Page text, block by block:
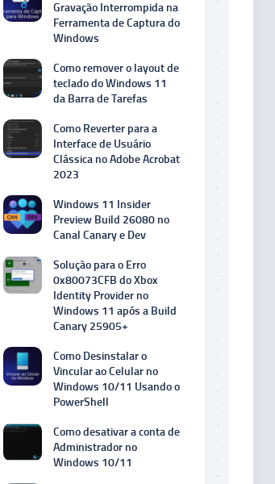
Gravação Interrompida na
Ferramenta de Captura do
Windows
Como remover o layout de
teclado do Windows 11
da Barra de Tarefas
Como Reverter para a
Interface de Usuário
Clássica no Adobe Acrobat
2023
Windows 11 Insider
Preview Build 26080 no
Canal Canary e Dev
Solução para o Erro
0x80073CFB do Xbox
Identity Provider no
Windows 11 após a Build
Canary 25905+
Como Desinstalar o
Vincular ao Celular no
Windows 10/11 Usando o
PowerShell
Como desativar a conta de
Administrador no
Windows 10/11